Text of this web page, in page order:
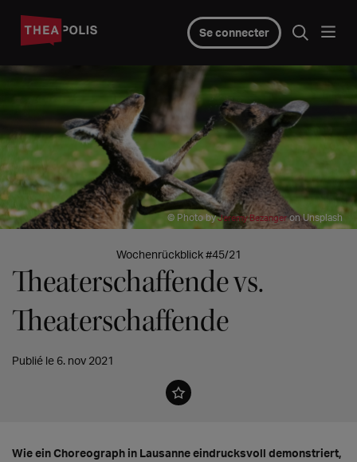
Se connecter
© Photo byJeremy Bezangeron Unsplash
Wochenrückblick #45/21
Theaterschaffende vs.
Theaterschaffende
Publié le 6. nov 2021
Wie ein Choreograph in Lausanne eindrucksvoll demonstriert,